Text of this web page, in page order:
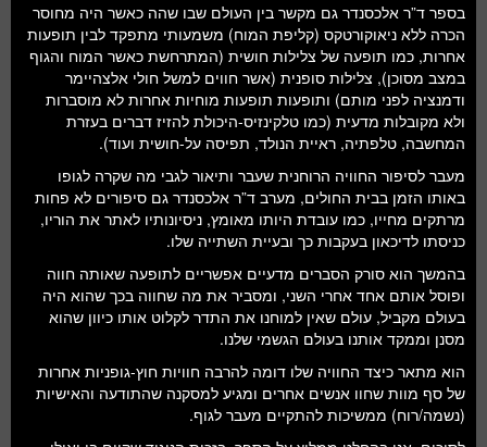
בספר ד”ר אלכסנדר גם מקשר בין העולם שבו שהה כאשר היה מחוסר
הכרה ללא ניאוקורטקס (קליפת המוח) משמעותי מתפקד לבין תופעות
אחרות, כמו תופעה של צלילות חושית (המתרחשת כאשר המוח והגוף
במצב מסוכן), צלילות סופנית (אשר חווים למשל חולי אלצהיימר
ודמנציה לפני מותם) ותופעות תופעות מוחיות אחרות לא מוסברות
ולא מקובלות מדעית (כמו טלקינזיס-היכולת להזיז דברים בעזרת
המחשבה, טלפתיה, ראיית הנולד, תפיסה על-חושית ועוד).
מעבר לסיפור החוויה הרוחנית שעבר ותיאור לגבי מה שקרה לגופו
באותו הזמן בבית החולים, מערב ד”ר אלכסנדר גם סיפורים לא פחות
מרתקים מחייו, כמו עובדת היותו מאומץ, ניסיונותיו לאתר את הוריו,
כניסתו לדיכאון בעקבות כך ובעיית השתייה שלו.
בהמשך הוא סורק הסברים מדעיים אפשריים לתופעה שאותה חווה
ופוסל אותם אחד אחרי השני, ומסביר את מה שחווה בכך שהוא היה
בעולם מקביל, עולם שאין למוחנו את התדר לקלוט אותו כיוון שהוא
מסנן וממקד אותנו בעולם הגשמי שלנו.
הוא מתאר כיצד החוויה שלו דומה להרבה חוויות חוץ-גופניות אחרות
של סף מוות שחוו אנשים אחרים ומגיע למסקנה שהתודעה והאישיות
(נשמה/רוח) ממשיכות להתקיים מעבר לגוף.